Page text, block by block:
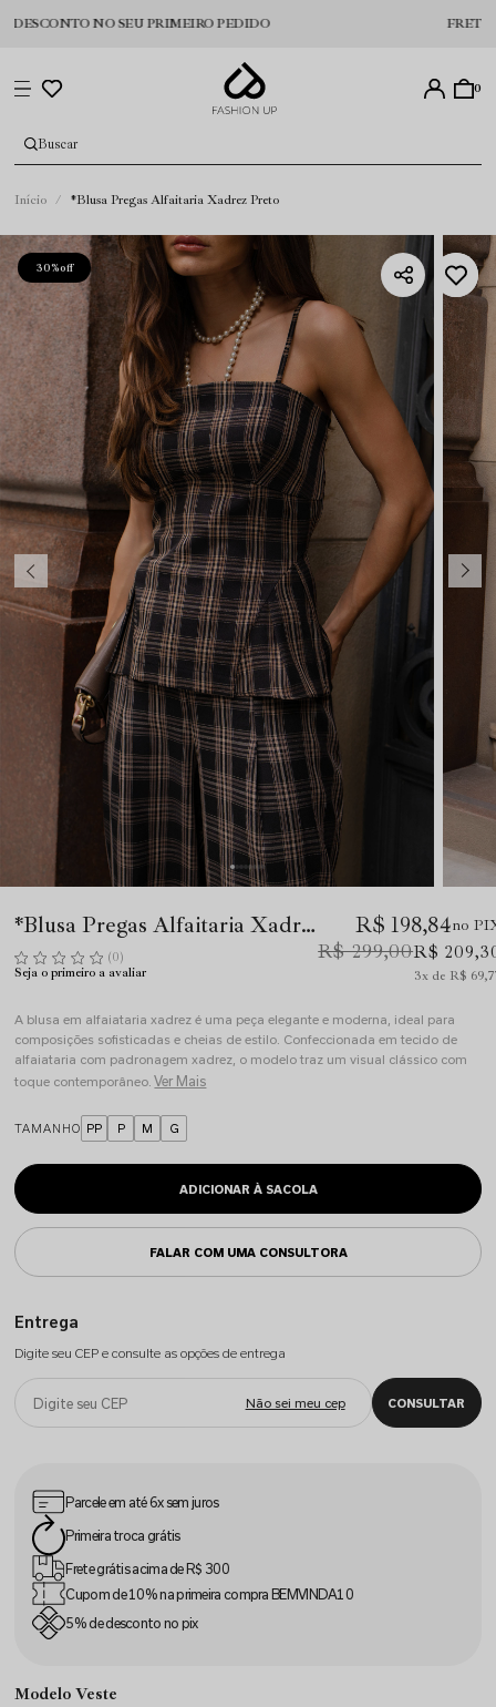
NO SEU PRIMEIRO PEDIDO FRETE
0
Início *Blusa Pregas Alfaitaria Xadrez Preto
30%off
*Blusa Pregas Alfaitaria Xadrez Preto
(0)
Seja o primeiro a avaliar
R$ 198,84no
R$ 299,00R$
3x R$
A blusa em alfaiataria xadrez é uma peça elegante e moderna, ideal para
composições sofisticadas e cheias de estilo. Confeccionada em tecido de
alfaiataria com padronagem xadrez, o modelo traz um visual clássico com
toque contemporâneo. Ver Mais
TAMANHO PP P M G
Parcele em até6x sem juros
Primeira troca grátis
Frete grátis acimade R$ 300
Cupom de 10% naprimeira compraBEMVINDA10
5% de desconto no pix
Modelo Veste